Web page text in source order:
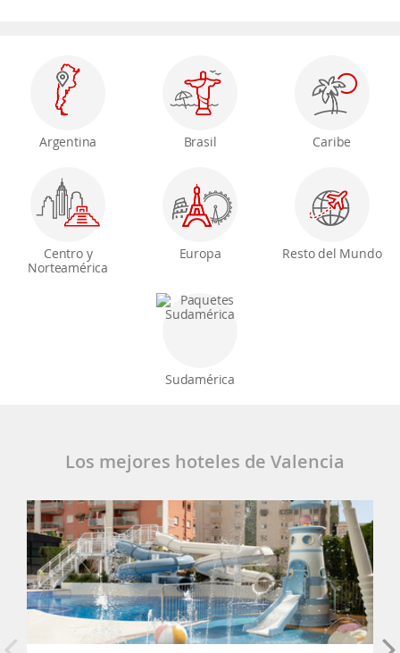
Argentina Brasil Caribe
Centro y
Norteamérica
Europa Resto del Mundo
Sudamérica
Los mejores hoteles de Valencia